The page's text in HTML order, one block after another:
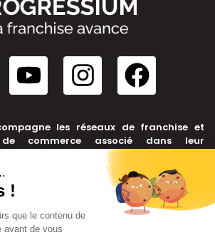
les réseaux de franchise et
commerce associé dans leur
leur création jusqu’à leur cession.